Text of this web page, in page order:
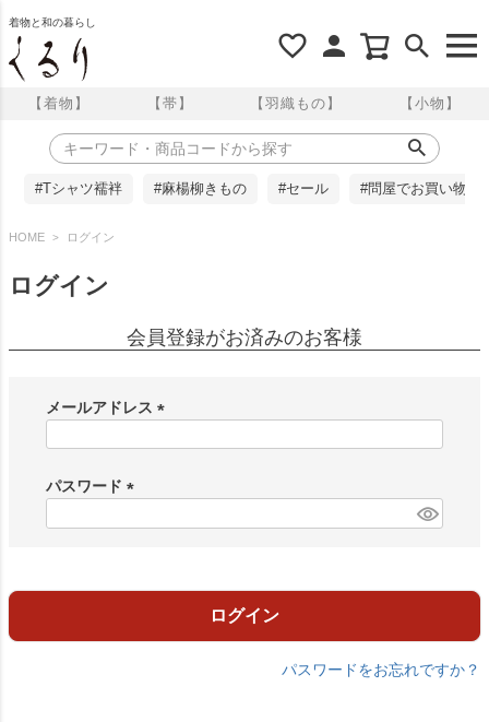
着物と和の暮らし
【着物】 【帯】 【羽織もの】 【小物】
#Tシャツ襦袢 #麻楊柳きもの #セール #問屋でお買い物
HOME ログイン
ログイン
会員登録がお済みのお客様
メールアドレス
)
パスワード
ログイン
パスワードをお忘れですか？